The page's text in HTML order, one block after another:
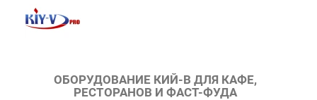
ОБОРУДОВАНИЕ КИЙ-В ДЛЯ КАФЕ,
РЕСТОРАНОВ И ФАСТ-ФУДА